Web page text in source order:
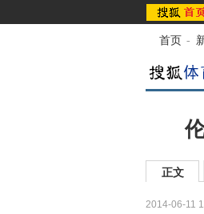
首页 -
正文
2014-06-11